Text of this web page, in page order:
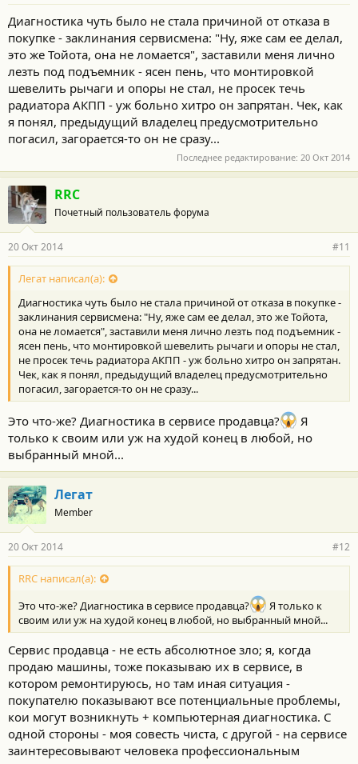
Диагностика чуть было не стала причиной от отказа в
покупке - заклинания сервисмена: "Ну, яже сам ее делал,
это же Тойота, она не ломается", заставили меня лично
лезть под подъемник - ясен пень, что монтировкой
шевелить рычаги и опоры не стал, не просек течь
радиатора АКПП - уж больно хитро он запрятан. Чек, как
я понял, предыдущий владелец предусмотрительно
погасил, загорается-то он не сразу...
Последнее редактирование: 20 Окт 2014
RRC
Почетный пользователь форума
20 Окт 2014 #11
Легат написал(а):
Диагностика чуть было не стала причиной от отказа в покупке -
заклинания сервисмена: "Ну, яже сам ее делал, это же Тойота,
она не ломается", заставили меня лично лезть под подъемник -
ясен пень, что монтировкой шевелить рычаги и опоры не стал,
не просек течь радиатора АКПП - уж больно хитро он запрятан.
Чек, как я понял, предыдущий владелец предусмотрительно
погасил, загорается-то он не сразу...
Это что-же? Диагностика в сервисе продавца?
Я
только к своим или уж на худой конец в любой, но
выбранный мной...
Легат
Member
20 Окт 2014 #12
RRC написал(а):
Это что-же? Диагностика в сервисе продавца?
Я только к
своим или уж на худой конец в любой, но выбранный мной...
Сервис продавца - не есть абсолютное зло; я, когда
продаю машины, тоже показываю их в сервисе, в
котором ремонтируюсь, но там иная ситуация -
покупателю показывают все потенциальные проблемы,
кои могут возникнуть + компьютерная диагностика. С
одной стороны - моя совесть чиста, с другой - на сервисе
заинтересовывают человека профессиональным